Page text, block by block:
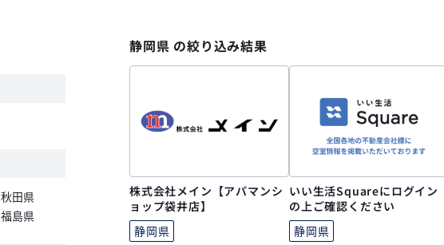
秋田県
福島県
静岡県 の絞り込み結果
株式会社メイン【アパマンシ
ョップ袋井店】
静岡県
いい生活Squareにログイン
の上ご確認ください
静岡県